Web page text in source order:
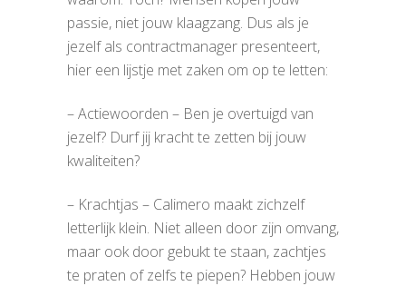
passie, niet jouw klaagzang. Dus als je
jezelf als contractmanager presenteert,
hier een lijstje met zaken om op te letten:
– Actiewoorden – Ben je overtuigd van
jezelf? Durf jij kracht te zetten bij jouw
kwaliteiten?
– Krachtjas – Calimero maakt zichzelf
letterlijk klein. Niet alleen door zijn omvang,
maar ook door gebukt te staan, zachtjes
te praten of zelfs te piepen? Hebben jouw